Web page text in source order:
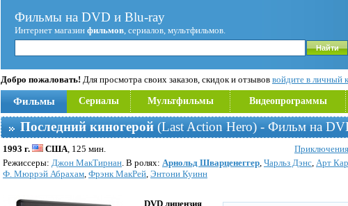
Фильмы на DVD и Blu-ray
Интернет магазин фильмов, сериалов, мультфильмов.
Добро пожаловать! Для просмотра своих заказов, скидок и отзывов войдите в личный
Фильмы Сериалы Мультфильмы Видеопрограммы
Последний киногерой (Last Action Hero) - Фильм на
1993 г. США, 125 мин. Приключения
Режисcеры: Джон МакТирнан. В ролях: Арнольд Шварценеггер, Чарльз Дэнс, Арт
Ф. Мюррэй Абрахам, Фрэнк МакРей, Энтони Куинн
DVD лицензия